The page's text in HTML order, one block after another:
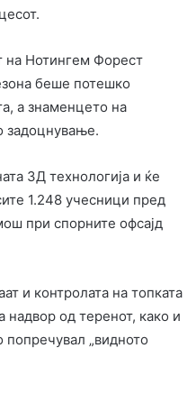
на Нотингем Форест
беше потешко
а знаменцето на
задоцнување.
3Д технологија и ќе
1.248 учесници пред
при спорните офсајд
и контролата на топката
надвор од теренот, како и
попречувал „видното